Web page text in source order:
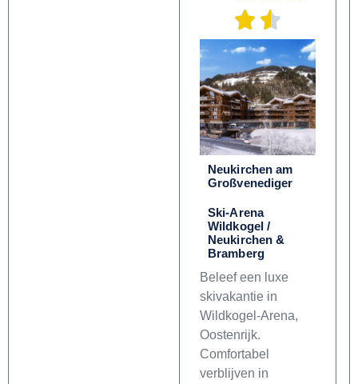
Neukirchen am
Großvenediger
Ski-Arena
Wildkogel /
Neukirchen &
Bramberg
Beleef een luxe
skivakantie in
Wildkogel-Arena,
Oostenrijk.
Comfortabel
verblijven in